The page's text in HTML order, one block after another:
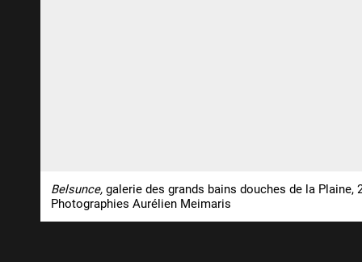
Belsunce, galerie des grands bains douches de la Plaine,
Photographies Aurélien Meimaris